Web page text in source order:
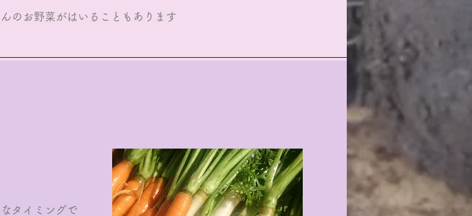
のお野菜がはいることもあります
タイミングで